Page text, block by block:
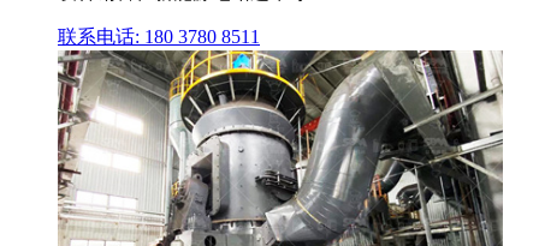
联系电话: 180 3780 8511